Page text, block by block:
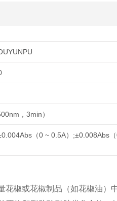
，3min）
（0 ~ 0.5A）;±0.008Abs
花椒或花椒制品（如花椒油